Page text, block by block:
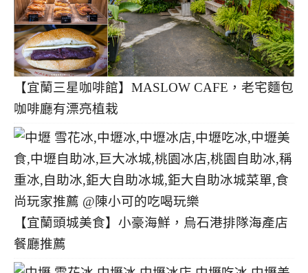
【宜蘭三星咖啡館】MASLOW CAFE，老宅麵包
咖啡廳有漂亮植栽
【宜蘭頭城美食】小豪海鮮，烏石港排隊海產店
餐廳推薦